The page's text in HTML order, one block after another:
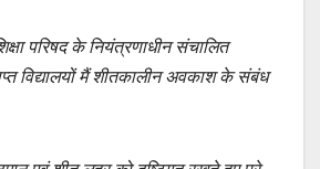
परिषद के नियंत्रणाधीन संचालित
विद्यालयों मैं शीतकालीन अवकाश के संबंध